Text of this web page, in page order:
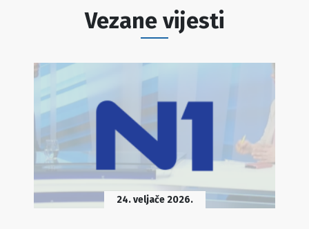
Vezane vijesti
24. veljače 2026.